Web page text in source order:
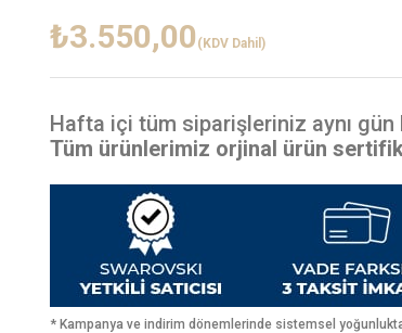
₺3.550,00 (KDV Dahil)
Hafta içi tüm siparişleriniz aynı gün
Tüm ürünlerimiz orjinal ürün
* Kampanya ve indirim dönemlerinde sistemsel